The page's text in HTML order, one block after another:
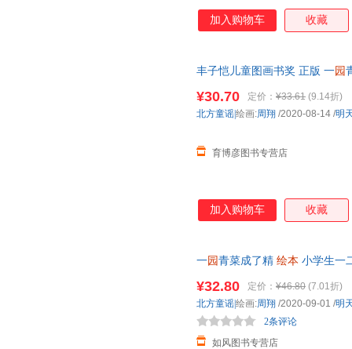
加入购物车 收藏
丰子恺儿童图画书奖 正版 一园
¥30.70 定价： ¥33.61 (9.14折)
育博彦图书专营店
北方童谣|绘画:周翔 /2020-08-14 /明
加入购物车 收藏
一园 青菜成了精 绘本 小学生一
¥32.80 定价： ¥46.80 (7.01折)
如风图书专营店
2条评论
北方童谣|绘画:周翔 /2020-09-01 /明